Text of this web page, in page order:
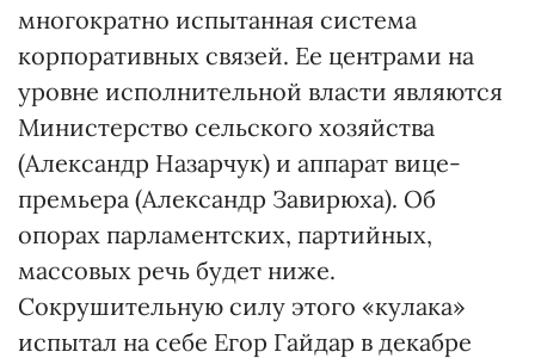
многократно испытанная система
корпоративных связей. Ее центрами на
уровне исполнительной власти являются
Министерство сельского хозяйства
(Александр Назарчук) и аппарат вице-
премьера (Александр Завирюха). Об
опорах парламентских, партийных,
массовых речь будет ниже.
Сокрушительную силу этого «кулака»
испытал на себе Егор Гайдар в декабре